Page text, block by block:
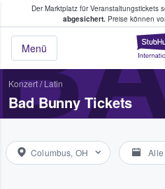
Der Marktplatz für Veranstaltungstickets
abgesichert.Preise können
Menü
Tickets kaufen &
Konzert/Latin
Bad Bunny Tickets
Columbus, OH Alle